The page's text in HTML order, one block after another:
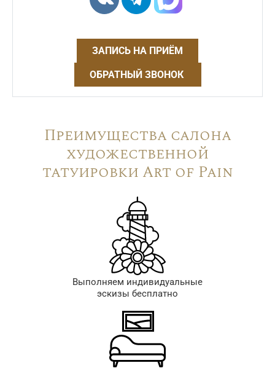
ЗАПИСЬ НА ПРИЁМ
ОБРАТНЫЙ ЗВОНОК
Преимущества салона
художественной
татуировки Art of Pain
Выполняем индивидуальные
эскизы бесплатно